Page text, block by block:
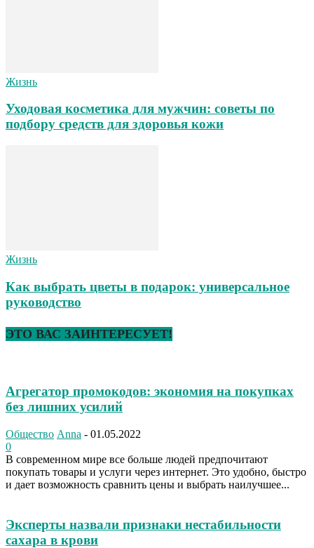
Жизнь
Уходовая косметика для мужчин: советы по
подбору средств для здоровья кожи
Жизнь
Как выбрать цветы в подарок: универсальное
руководство
ЭТО ВАС ЗАИНТЕРЕСУЕТ!
Агрегатор промокодов: экономия на покупках
без лишних усилий
Общество Anna - 01.05.2022
0
В современном мире все больше людей предпочитают
покупать товары и услуги через интернет. Это удобно, быстро
и дает возможность сравнить цены и выбрать наилучшее...
Эксперты назвали признаки нестабильности
сахара в крови